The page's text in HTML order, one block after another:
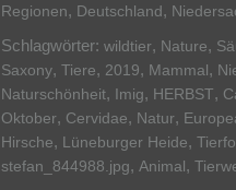
Regionen, Deutschland,
Schlagwörter: wildtier, Nature,
Saxony, Tiere, 2019, Mammal,
Naturschönheit, Imig, HERBST,
Oktober, Cervidae, Natur,
Hirsche, Lüneburger Heide,
stefan_844988.jpg, Animal,